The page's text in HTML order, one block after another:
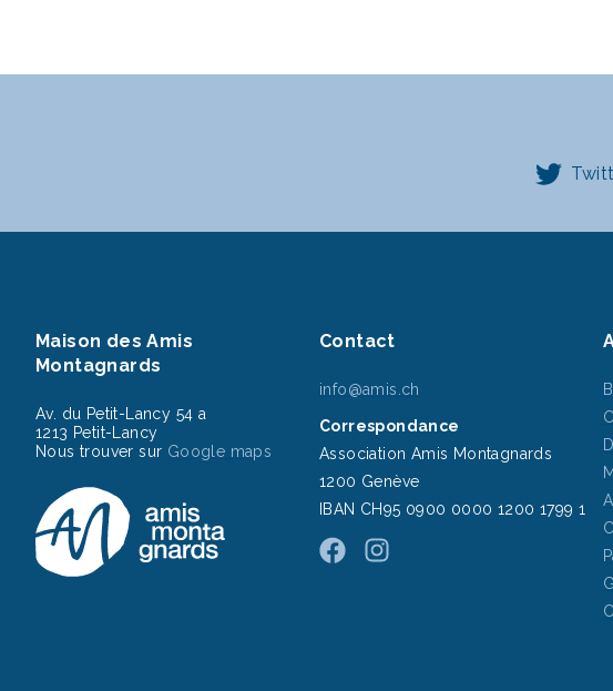
Maison des Amis
Montagnards
Av. du Petit-Lancy 54 a
1213 Petit-Lancy
Nous trouver sur Google maps
Contact
info@amis.ch
Correspondance
Association Amis Montagnards
1200 Genève
IBAN CH95 0900 0000 1200 1799 1